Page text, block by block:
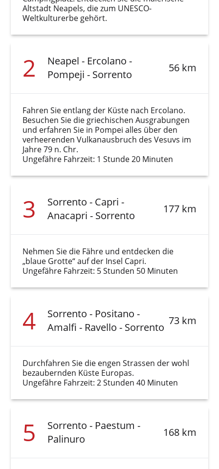
Altstadt Neapels, die zum UNESCO-
Weltkulturerbe gehört.
2
Neapel - Ercolano -
Pompeji - Sorrento
56 km
Fahren Sie entlang der Küste nach Ercolano.
Besuchen Sie die griechischen Ausgrabungen
und erfahren Sie in Pompei alles über den
verheerenden Vulkanausbruch des Vesuvs im
Jahre 79 n. Chr.
Ungefähre Fahrzeit: 1 Stunde 20 Minuten
3
Sorrento - Capri -
Anacapri - Sorrento
177 km
Nehmen Sie die Fähre und entdecken die
„blaue Grotte“ auf der Insel Capri.
Ungefähre Fahrzeit: 5 Stunden 50 Minuten
4
Sorrento - Positano -
Amalfi - Ravello - Sorrento
73 km
Durchfahren Sie die engen Strassen der wohl
bezaubernden Küste Europas.
Ungefähre Fahrzeit: 2 Stunden 40 Minuten
5
Sorrento - Paestum -
Palinuro
168 km